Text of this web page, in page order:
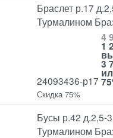
Браслет р.17
Турмалином
24093436-р17
4
1
3
Скидка 75%
Бусы р.42 д.2,5-
Турмалином